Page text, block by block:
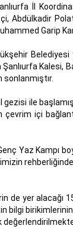
İl
Polat,
Garip
Kalesi,
gezisi ile
çevrim içi
Yaz Kampı
yer alacağı
bilgi